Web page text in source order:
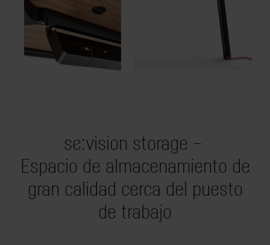
se:vision storage –
Espacio de almacenamiento de
gran calidad cerca del puesto
de trabajo